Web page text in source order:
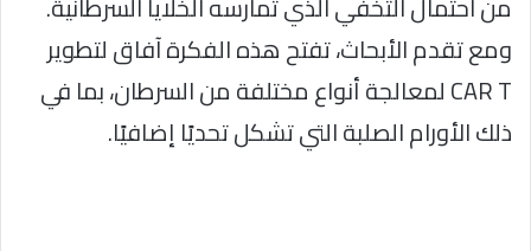
ومع تقدم الأبحاث، تفتح هذه الفكرة آفاق لتطوير
CAR T لمعالجة أنواع مختلفة من السرطان، بما في
ذلك الأورام الصلبة التي تشكل تحديًا إضافيًا.